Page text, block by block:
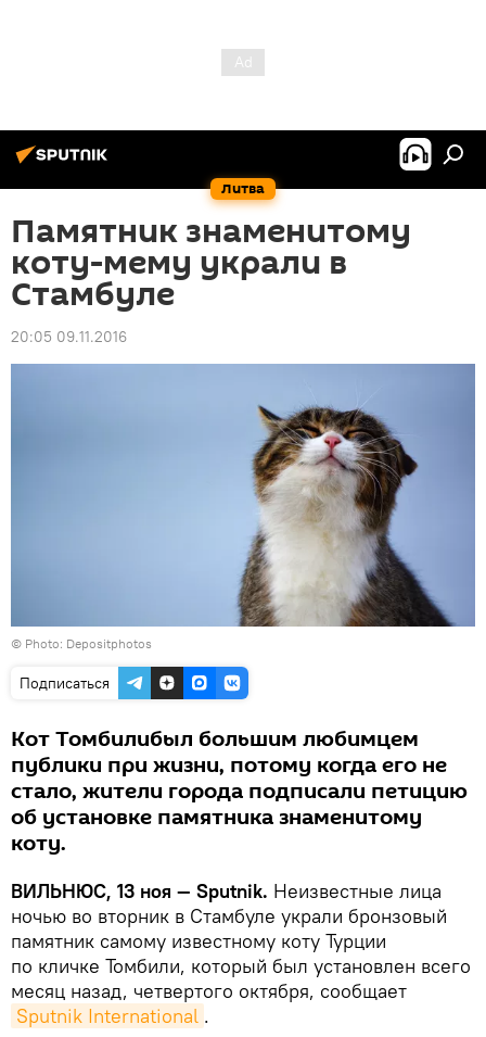
Литва
Памятник знаменитому
коту-мему украли в
Стамбуле
20:05 09.11.2016
© Photo: Depositphotos
Подписаться
Кот Томбилибыл большим любимцем
публики при жизни, потому когда его не
стало, жители города подписали петицию
об установке памятника знаменитому
коту.
ВИЛЬНЮС, 13 ноя — Sputnik. Неизвестные лица
ночью во вторник в Стамбуле украли бронзовый
памятник самому известному коту Турции
по кличке Томбили, который был установлен всего
месяц назад, четвертого октября, сообщает
Sputnik International .